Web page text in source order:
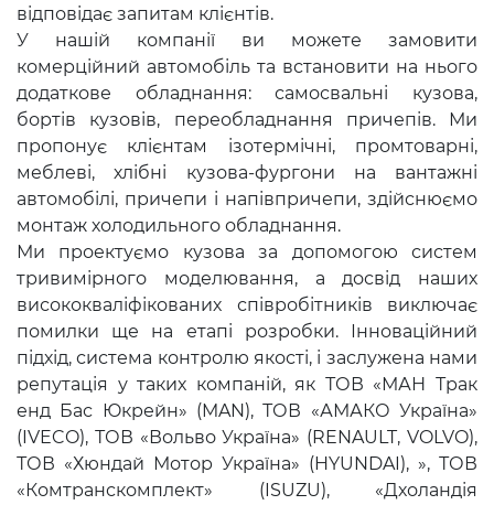
відповідає запитам клієнтів.
У нашій компанії ви можете замовити
комерційний автомобіль та встановити на нього
додаткове обладнання: самосвальні кузова,
бортів кузовів, переобладнання причепів. Ми
пропонує клієнтам ізотермічні, промтоварні,
меблеві, хлібні кузова-фургони на вантажні
автомобілі, причепи і напівпричепи, здійснюємо
монтаж холодильного обладнання.
Ми проектуємо кузова за допомогою систем
тривимірного моделювання, а досвід наших
висококваліфікованих співробітників виключає
помилки ще на етапі розробки. Інноваційний
підхід, система контролю якості, і заслужена нами
репутація у таких компаній, як ТОВ «МАН Трак
енд Бас Юкрейн» (MAN), ТОВ «АМАКО Україна»
(IVECO), ТОВ «Вольво Україна» (RENAULT, VOLVO),
ТОВ «Хюндай Мотор Україна» (HYUNDAI), », ТОВ
«Комтранскомплект» (ISUZU), «Дхоландія